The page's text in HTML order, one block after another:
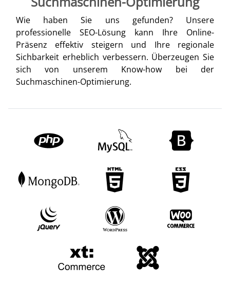
Wie haben Sie uns gefunden? Unsere
professionelle SEO-Lösung kann Ihre Online-
Präsenz effektiv steigern und Ihre regionale
Sichbarkeit erheblich verbessern. Überzeugen Sie
sich von unserem Know-how bei der
Suchmaschinen-Optimierung.